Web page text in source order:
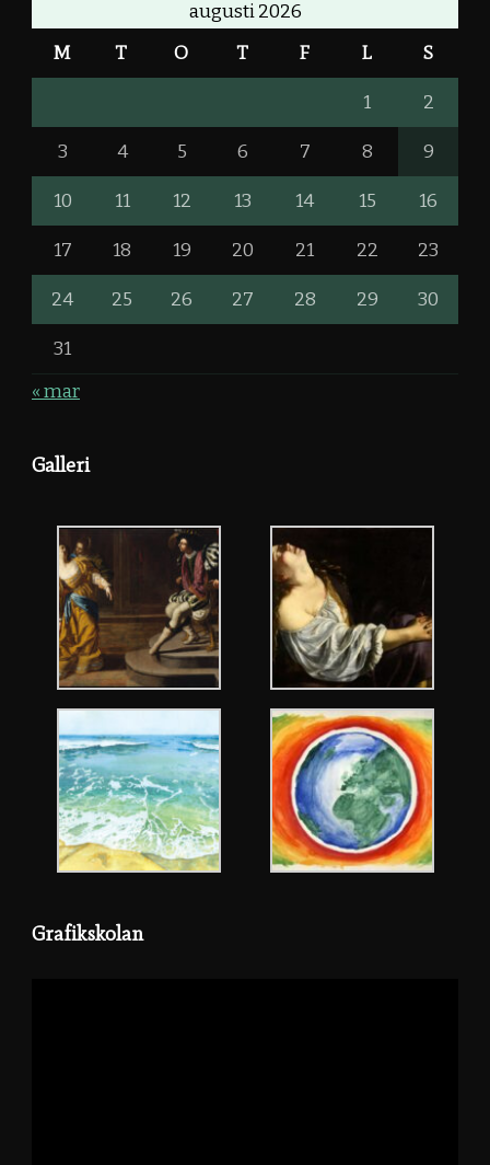
augusti 2026
M T O T F L S
1 2
3 4 5 6 7 8 9
10 11 12 13 14 15 16
17 18 19 20 21 22 23
24 25 26 27 28 29 30
31
« mar
Galleri
Grafikskolan